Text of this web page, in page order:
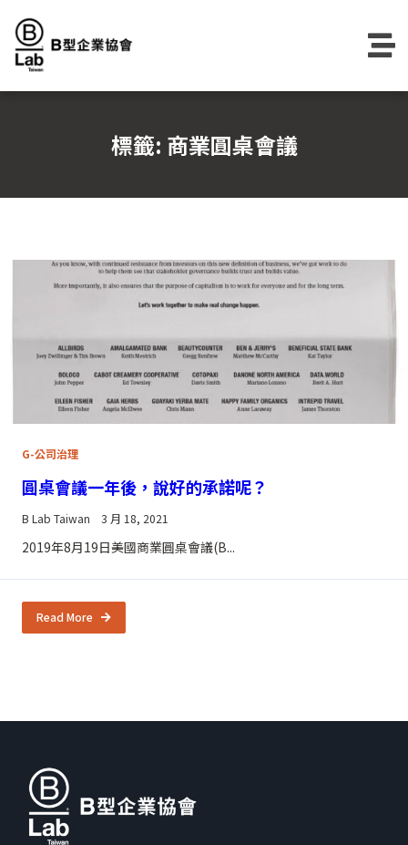
content
標籤: 商業圓桌會議
G-公司治理
圓桌會議一年後，說好的承諾呢？
B Lab Taiwan 3 月 18, 2021
2019年8月19日美國商業圓桌會議(B...
Read More